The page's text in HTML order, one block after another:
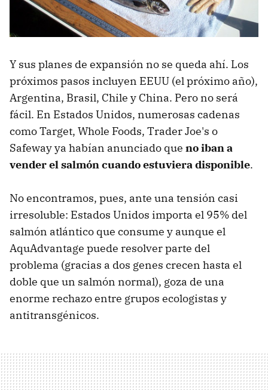
Y sus planes de expansión no se queda ahí. Los
próximos pasos incluyen EEUU (el próximo año),
Argentina, Brasil, Chile y China. Pero no será
fácil. En Estados Unidos, numerosas cadenas
como Target, Whole Foods, Trader Joe's o
Safeway ya habían anunciado que no iban a
vender el salmón cuando estuviera disponible.
No encontramos, pues, ante una tensión casi
irresoluble: Estados Unidos importa el 95% del
salmón atlántico que consume y aunque el
AquAdvantage puede resolver parte del
problema (gracias a dos genes crecen hasta el
doble que un salmón normal), goza de una
enorme rechazo entre grupos ecologistas y
antitransgénicos.